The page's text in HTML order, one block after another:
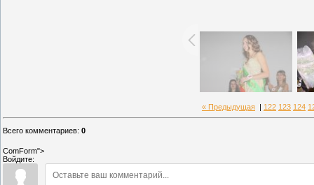
« Предыдущая 122 123 124
Всего комментариев: 0
ComForm">
Войдите: